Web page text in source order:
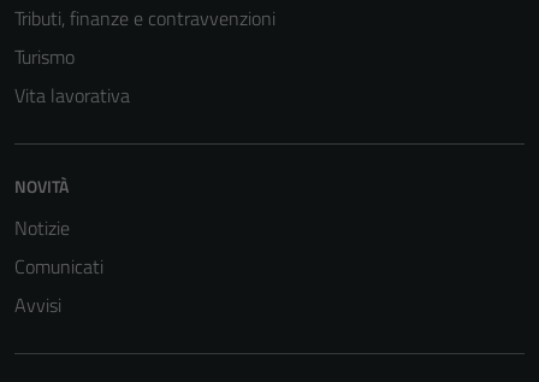
Tributi, finanze e contravvenzioni
Turismo
Vita lavorativa
NOVITÀ
Notizie
Comunicati
Avvisi
funzionamento